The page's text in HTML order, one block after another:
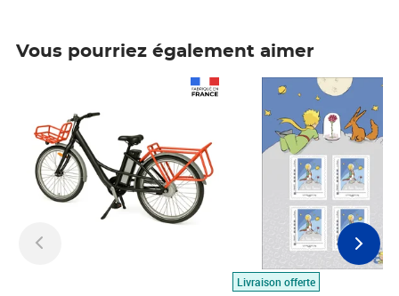
Vous pourriez également aimer
Livraison offerte
Prix 7,50€